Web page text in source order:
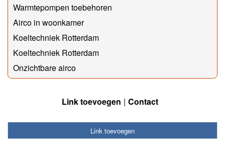
Warmtepompen toebehoren
Airco in woonkamer
Koeltechniek Rotterdam
Koeltechniek Rotterdam
Onzichtbare airco
Link toevoegen Contact
Link toevoegen